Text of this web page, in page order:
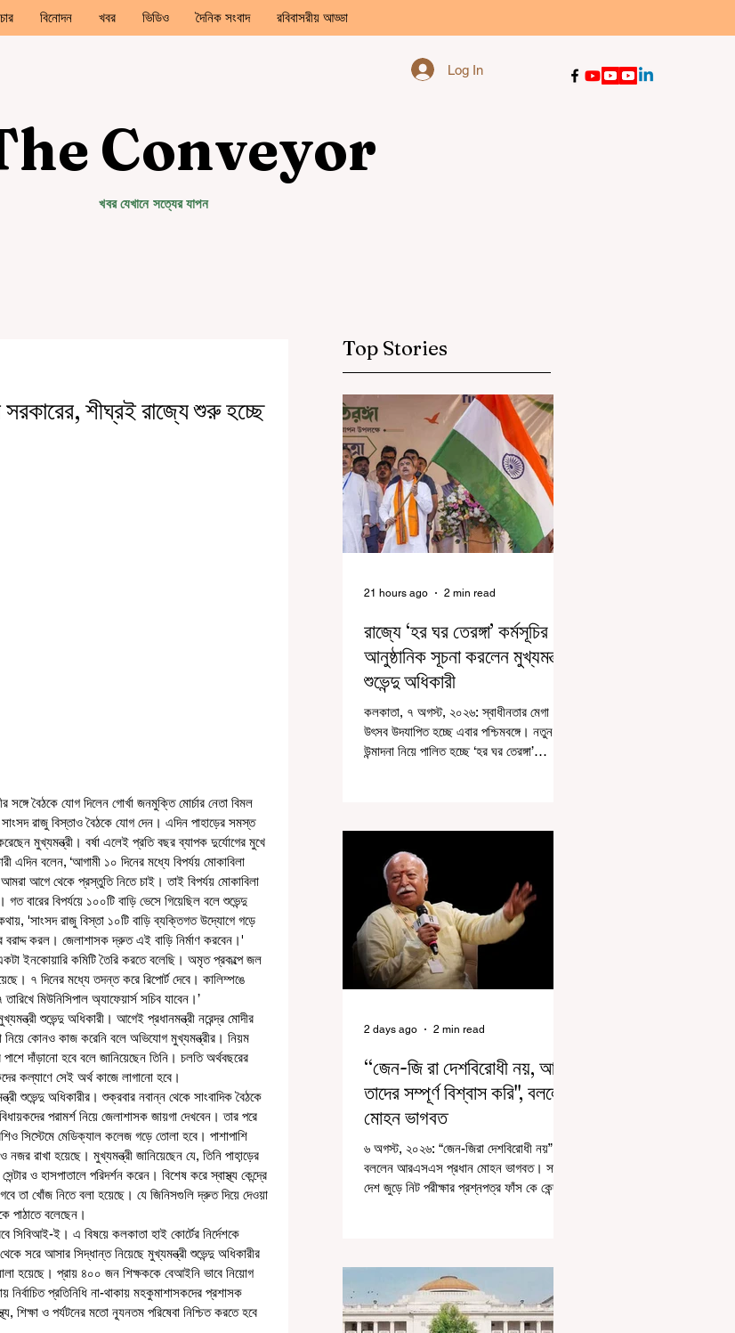
বিনোদন খবর ভিডিও দৈনিক সংবাদ রবিবাসরীয় আড্ডা
Conveyor
Log In
খবর যেখানে সত্যের যাপন
শীঘ্রই রাজ্যে শুরু হচ্ছে
বৈঠকে যোগ দিলেন গোর্খা জনমুক্তি মোর্চার নেতা বিমল
সাংসদ রাজু বিস্তাও বৈঠকে যোগ দেন। এদিন পাহাড়ের সমস্ত
মুখ্যমন্ত্রী। বর্ষা এলেই প্রতি বছর ব্যাপক দুর্যোগের মুখে
এদিন বলেন, ‘আগামী ১০ দিনের মধ্যে বিপর্যয় মোকাবিলা
আগে থেকে প্রস্তুতি নিতে চাই। তাই বিপর্যয় মোকাবিলা
বারের বিপর্যয়ে ১০০টি বাড়ি ভেসে গিয়েছিল বলে শুভেন্দু
'সাংসদ রাজু বিস্তা ১০টি বাড়ি ব্যক্তিগত উদ্যোগে গড়ে
বরাদ্দ করল। জেলাশাসক দ্রুত এই বাড়ি নির্মাণ করবেন।'
৭ দিনের মধ্যে তদন্ত করে রিপোর্ট দেবে। কালিম্পঙে
মিউনিসিপাল অ্যাফেয়ার্স সচিব যাবেন।’
কোনও কাজ করেনি বলে অভিযোগ মুখ্যমন্ত্রীর। নিয়ম
পাশে দাঁড়ানো হবে বলে জানিয়েছেন তিনি। চলতি অর্থবছরের
কল্যাণে সেই অর্থ কাজে লাগানো হবে।
পরামর্শ নিয়ে জেলাশাসক জায়গা দেখবেন। তার পরে
সিস্টেমে মেডিক্যাল কলেজ গড়ে তোলা হবে। পাশাপাশি
নজর রাখা হয়েছে। মুখ্যমন্ত্রী জানিয়েছেন যে, তিনি পাহা়ড়ের
ও হাসপাতালে পরিদর্শন করেন। বিশেষ করে স্বাস্থ্য কেন্দ্রে
তা খোঁজ নিতে বলা হয়েছে। যে জিনিসগুলি দ্রুত দিয়ে দেওয়া
পাঠাতে বলেছেন।
সরে আসার সিদ্ধান্ত নিয়েছে মুখ্যমন্ত্রী শুভেন্দু অধিকারীর
হয়েছে। প্রায় ৪০০ জন শিক্ষককে বেআইনি ভাবে নিয়োগ
নির্বাচিত প্রতিনিধি না-থাকায় মহকুমাশাসকদের প্রশাসক
শিক্ষা ও পর্যটনের মতো ন্যূনতম পরিষেবা নিশ্চিত করতে হবে
Top Stories
রাজ্যে ‘হর ঘর তেরঙ্গা’ কর্মসূচির
আনুষ্ঠানিক সূচনা করলেন মুখ্যমন্ত্রী
শুভেন্দু অধিকারী
কলকাতা, ৭ অগস্ট, ২০২৬: স্বাধীনতার মেগা
উৎসব উদযাপিত হচ্ছে এবার পশ্চিমবঙ্গে। নতুন
উন্মাদনা নিয়ে পালিত হচ্ছে ‘হর ঘর তেরঙ্গা’
পদযাত্রার রেশ সেভাবে পড়েনি। শুক্রবার কলকাতা
সার্ভে বিল্ডিংয়ের সামনে থেকে হাজরা মোড় পর্যন্ত
তেরঙ্গা যাত্রায় অংশ নিয়ে সেই কর্মসূচির আনুষ্ঠানিক
সূচনা করলেন মুখ্যমন্ত্রী শুভেন্দু অধিকারী। শুক্রবার
মিছিলে মুখ্যমন্ত্রীর
21 hours ago 2 min read
“জেন-জি রা দেশবিরোধী নয়, আমি
তাদের সম্পূর্ণ বিশ্বাস করি", বললেন
মোহন ভাগবত
৬ অগস্ট, ২০২৬: “জেন-জিরা দেশবিরোধী নয়”।
বললেন আরএসএস প্রধান মোহন ভাগবত। সারা
দেশ জুড়ে নিট পরীক্ষার প্রশ্নপত্র ফাঁস কে কেন্দ্র
আন্দোলনকারীরা দেশ বিরোধী কার্যকলাপের সঙ্গে
জড়িত এবং টাকা নিয়ে আন্দোলনে নেমেছে, সেটাই
ছিল মূল প্রতিপাদ্য সেই সব মানুষদের। কিন্তু
যেই সরকারের বিরুদ্ধে আন্দোলন, সেই সরকার
2 days ago 2 min read